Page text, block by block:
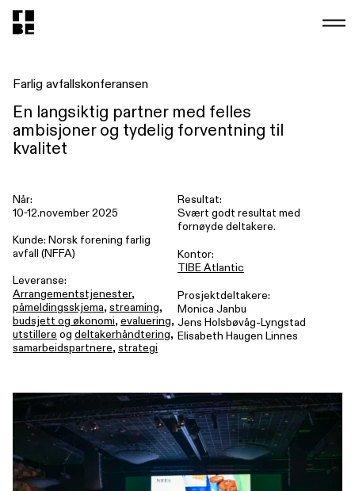
Farlig avfallskonferansen
En langsiktig partner med felles
ambisjoner og tydelig forventning til
kvalitet
Når:
10-12.november 2025
Kunde: Norsk forening farlig
avfall (NFFA)
Leveranse:
Arrangementstjenester,
påmeldingsskjema, streaming,
budsjett og økonomi, evaluering,
utstillere og deltakerhåndtering,
samarbeidspartnere, strategi
Resultat:
Svært godt resultat med
fornøyde deltakere.
Kontor:
TIBE Atlantic
Prosjektdeltakere:
Monica Janbu
Jens Holsbøvåg-Lyngstad
Elisabeth Haugen Linnes